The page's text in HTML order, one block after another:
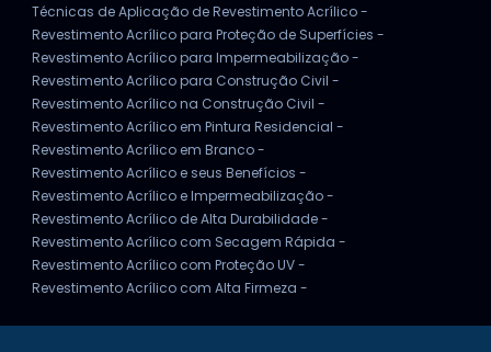
Técnicas de Aplicação de Revestimento Acrílico -
Revestimento Acrílico para Proteção de Superfícies -
Revestimento Acrílico para Impermeabilização -
Revestimento Acrílico para Construção Civil -
Revestimento Acrílico na Construção Civil -
Revestimento Acrílico em Pintura Residencial -
Revestimento Acrílico em Branco -
Revestimento Acrílico e seus Benefícios -
Revestimento Acrílico e Impermeabilização -
Revestimento Acrílico de Alta Durabilidade -
Revestimento Acrílico com Secagem Rápida -
Revestimento Acrílico com Proteção UV -
Revestimento Acrílico com Alta Firmeza -